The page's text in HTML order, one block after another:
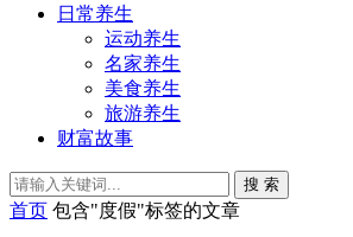
日常养生
运动养生
名家养生
美食养生
旅游养生
财富故事
搜 索
首页 包含"度假"标签的文章